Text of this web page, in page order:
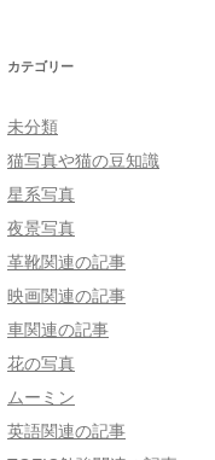
カテゴリー
未分類
猫写真や猫の豆知識
星系写真
夜景写真
革靴関連の記事
映画関連の記事
車関連の記事
花の写真
ムーミン
英語関連の記事